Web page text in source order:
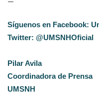
Síguenos en Facebook:
Twitter: @UMSNHOficial
Pilar Avila
Coordinadora de Prensa
UMSNH